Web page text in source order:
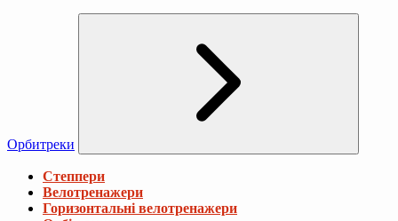
Орбитреки
Степпери
Велотренажери
Горизонтальні велотренажери